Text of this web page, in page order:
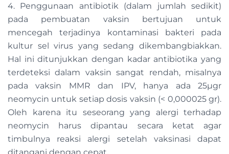
4. Penggunaan antibiotik (dalam jumlah sedikit)
pada pembuatan vaksin bertujuan untuk
mencegah terjadinya kontaminasi bakteri pada
kultur sel virus yang sedang dikembangbiakkan.
Hal ini ditunjukkan dengan kadar antibiotika yang
terdeteksi dalam vaksin sangat rendah, misalnya
pada vaksin MMR dan IPV, hanya ada 25µgr
neomycin untuk setiap dosis vaksin (< 0,000025 gr).
Oleh karena itu seseorang yang alergi terhadap
neomycin harus dipantau secara ketat agar
timbulnya reaksi alergi setelah vaksinasi dapat